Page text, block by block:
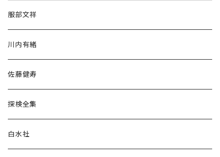
民族・風習
言語・ことば
服部文祥
川内有緒
佐藤健寿
探検全集
白水社